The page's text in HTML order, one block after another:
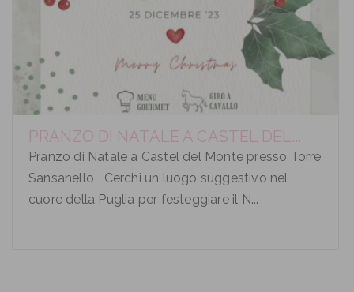
PRANZO DI NATALE A CASTEL DEL...
Pranzo di Natale a Castel del Monte presso Torre
Sansanello Cerchi un luogo suggestivo nel
cuore della Puglia per festeggiare il N...